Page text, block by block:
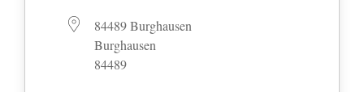
84489 Burghausen
Burghausen
84489